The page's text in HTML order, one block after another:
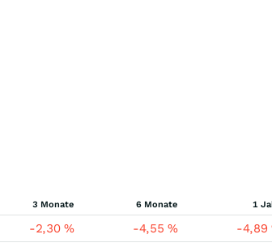
3 Monate 6 Monate 1
-2,30% -4,55% -4,89